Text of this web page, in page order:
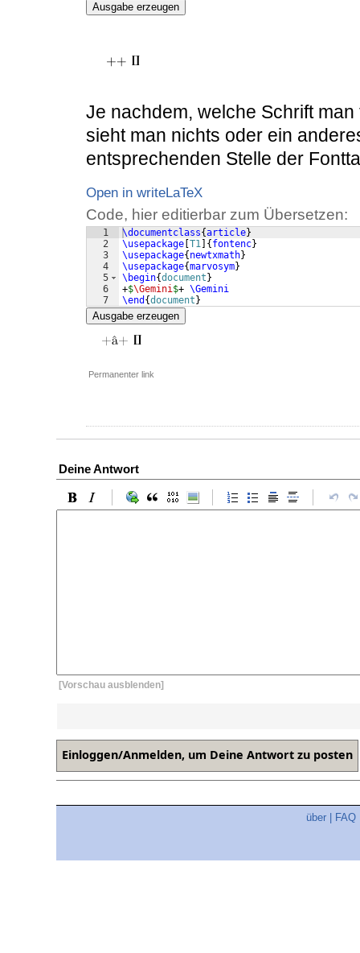
Ausgabe erzeugen
Je nachdem, welche Schrift
sieht man nichts oder ein
entsprechenden Stelle der
Open in writeLaTeX
Code, hier editierbar zum Übersetzen:
1
2
3
4
5
6
7
\documentclass{article}
\usepackage T1 { fontenc}
\usepackage{ newtxmath}
\usepackage{marvosym}
\begin{document }
+$\Gemini$+ \Gemini
\end {document }
Ausgabe erzeugen
Permanenter link
Deine Antwort
[Vorschau ausblenden]
über FAQ